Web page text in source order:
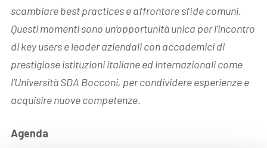
scambiarebest practices e affrontare sfidecomuni.
Questi momenti sono un’opportunità unica per l’incontro
di key users e leader aziendalicon accademici di
prestigioseistituzioni italiane ed internazionalicome
l’Università SDA Bocconi, percondividere esperienze e
acquisirenuove competenze.
Agenda